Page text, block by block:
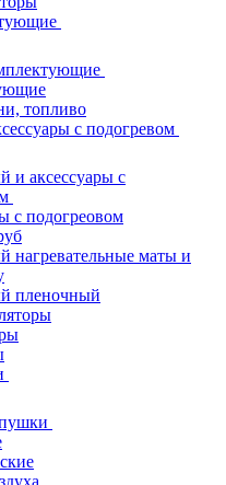
топливо
с подогревом
и аксессуары с
с подогреовом
нагревательные маты и
пленочный